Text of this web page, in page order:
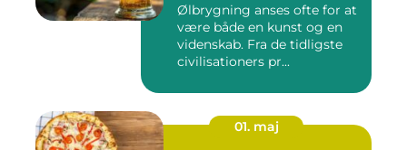
Ølbrygning anses ofte for at
være både en kunst og en
videnskab. Fra de tidligste
civilisationers pr...
01. maj